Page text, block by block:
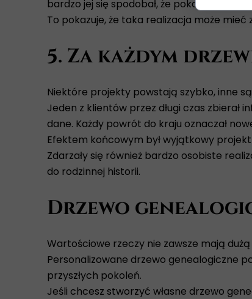
bardzo jej się spodobał, że pokazała go
To pokazuje, że taka realizacja może
5. Za każdym
Niektóre projekty powstają szybko, inne
Jeden z klientów przez długi czas zbierał
dane. Każdy powrót do kraju oznaczał
Efektem końcowym był wyjątkowy
Zdarzały się również bardzo osobiste
do rodzinnej historii.
Drzewo
Wartościowe rzeczy nie zawsze mają
Personalizowane drzewo genealogiczne
przyszłych pokoleń.
Jeśli chcesz stworzyć własne drzewo